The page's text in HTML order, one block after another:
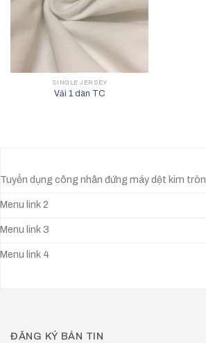
SINGLE JERSEY
Vải 1 dàn TC
Tuyển dụng công nhân đứng máy dệt kim tròn
Menu link 2
Menu link 3
Menu link 4
ĐĂNG KÝ BẢN TIN